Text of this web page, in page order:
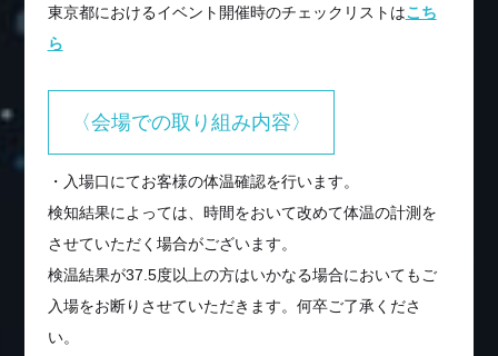
東京都におけるイベント開催時のチェックリストはこち
ら
〈会場での取り組み内容〉
・入場口にてお客様の体温確認を行います。
検知結果によっては、時間をおいて改めて体温の計測を
させていただく場合がございます。
検温結果が37.5度以上の方はいかなる場合においてもご
入場をお断りさせていただきます。何卒ご了承くださ
い。